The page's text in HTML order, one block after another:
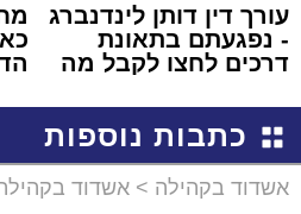
עורך דין דותן לינדנברג
- נפגעתם בתאונת
דרכים לחצו לקבל מה
כתבות נוספות
אשדוד בקהילה > אשדוד